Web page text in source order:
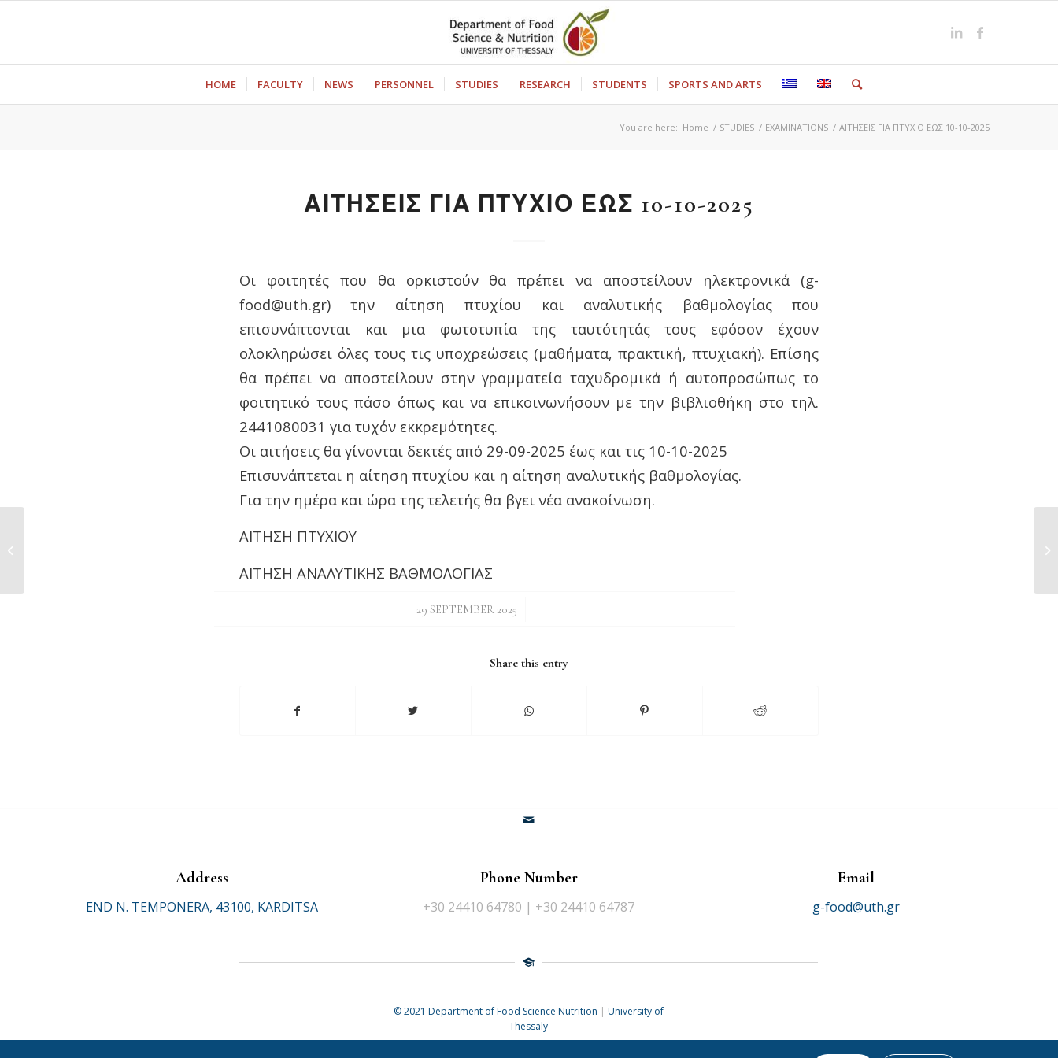
ΗΟΜΕ FACULTY NEWS PERSONNEL STUDIES RESEARCH STUDENTS SPORTS AND ARTS
You are here: Home / STUDIES / EXAMINATIONS / ΑΙΤΗΣΕΙΣ ΓΙΑ ΠΤΥΧΙΟ ΕΩΣ 10-10-2025
ΑΙΤΗΣΕΙΣ ΓΙΑ ΠΤΥΧΙΟ ΕΩΣ 10-10-2025
Οι φοιτητές που θα ορκιστούν θα πρέπει να αποστείλουν ηλεκτρονικά (g-
food@uth.gr) την αίτηση πτυχίου και αναλυτικής βαθμολογίας που
επισυνάπτονται και μια φωτοτυπία της ταυτότητάς τους εφόσον έχουν
ολοκληρώσει όλες τους τις υποχρεώσεις (μαθήματα, πρακτική, πτυχιακή). Επίσης
θα πρέπει να αποστείλουν στην γραμματεία ταχυδρομικά ή αυτοπροσώπως το
φοιτητικό τους πάσο όπως και να επικοινωνήσουν με την βιβλιοθήκη στο τηλ.
2441080031 για τυχόν εκκρεμότητες.
Οι αιτήσεις θα γίνονται δεκτές από 29-09-2025 έως και τις 10-10-2025
Επισυνάπτεται η αίτηση πτυχίου και η αίτηση αναλυτικής βαθμολογίας.
Για την ημέρα και ώρα της τελετής θα βγει νέα ανακοίνωση.
ΑΙΤΗΣΗ ΠΤΥΧΙΟΥ
ΑΙΤΗΣΗ ΑΝΑΛΥΤΙΚΗΣ ΒΑΘΜΟΛΟΓΙΑΣ
29 SEPTEMBER 2025
/
Share this entry
Address
END N. TEMPONERA, 43100, KARDITSA
Phone Number
+30 24410 64780 | +30 24410 64787
Email
g-food@uth.gr
© 2021 Department of Food Science Nutrition |University of
Thessaly